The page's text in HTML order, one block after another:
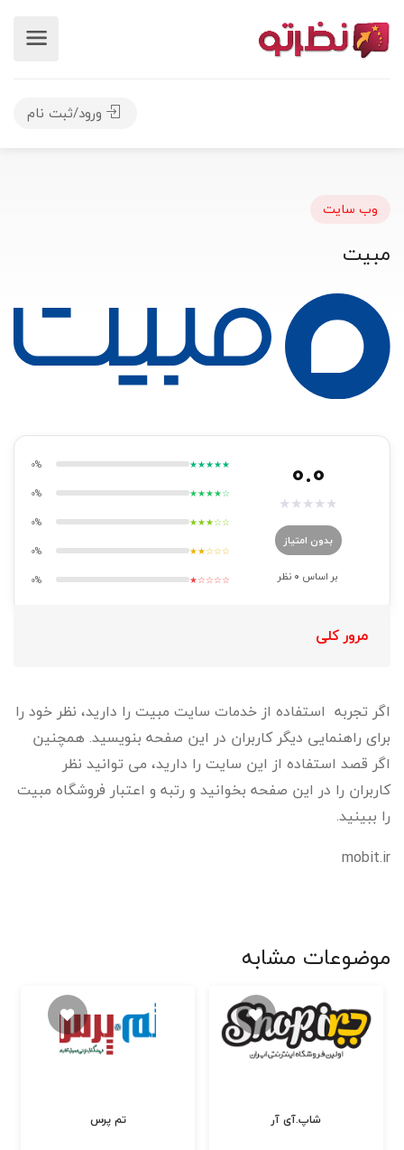
ورود/ثبت نام
وب سایت
مبیت
0.0
★
★
★
★
★
بدون امتیاز
بر اساس 0 نظر
★★★★★
0%
★★★★☆
0%
★★★☆☆
0%
★★☆☆☆
0%
★☆☆☆☆
0%
مرور کلی
اگر تجربه استفاده از خدمات سایت مبیت را دارید، نظر خود را
برای راهنمایی دیگر کاربران در این صفحه بنویسید. همچنین
اگر قصد استفاده از این سایت را دارید، می توانید نظر
کاربران را در این صفحه بخوانید و رتبه و اعتبار فروشگاه مبیت
را ببینید.
mobit.ir
موضوعات مشابه
تم پرس شاپ.آی آر